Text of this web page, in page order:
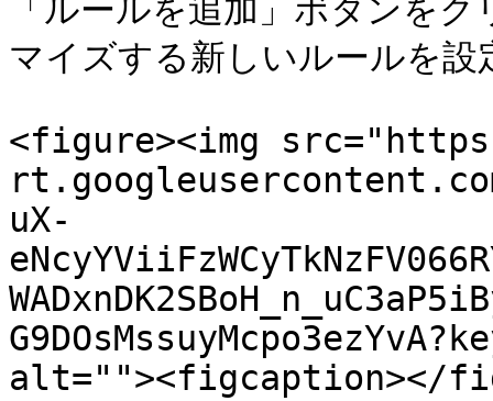
「ルールを追加」ボタンを
マイズする新しいルールを設
<figure><img
uX-
alt=""><figcaption></